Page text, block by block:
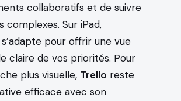
collaboratifs et de suivre
complexes. Sur iPad,
pour offrir une vue
claire de vos priorités. Pour
plus visuelle, Trello reste
efficace avec son